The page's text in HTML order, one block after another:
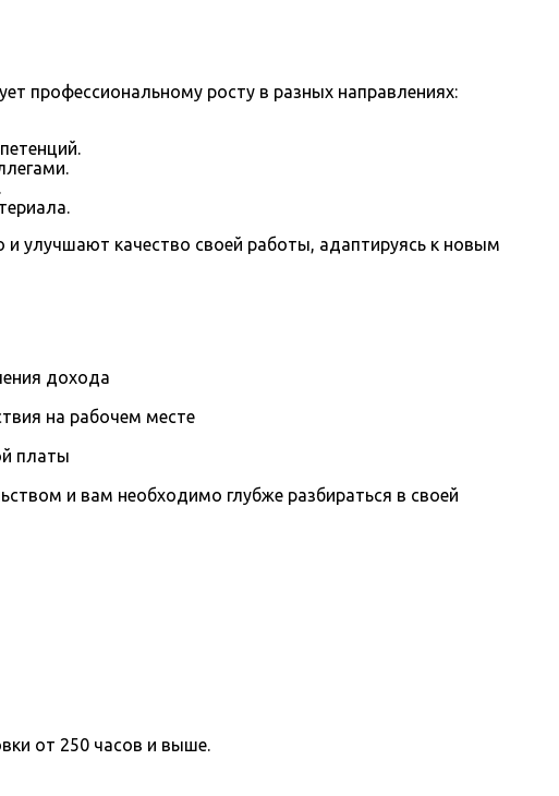
профессиональному росту в разных направлениях:
улучшают качество своей работы, адаптируясь к новым
дохода
на рабочем месте
платы
и вам необходимо глубже разбираться в своей
от 250 часов и выше.